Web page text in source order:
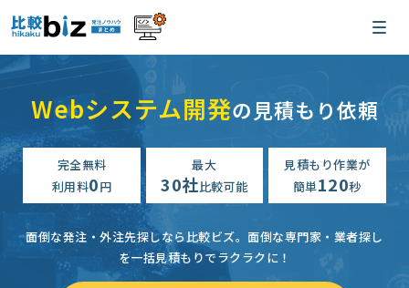
Webシステム開発の見積もり依頼
完全無料
利用料0円
最大
30社比較可能
見積もり作業が
簡単120秒
面倒な発注・外注先探しなら比較ビズ。 面倒な専門家・業者探し
を一括見積もりでラクラクに！